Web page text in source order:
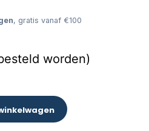
, gratis vanaf €100
worden)